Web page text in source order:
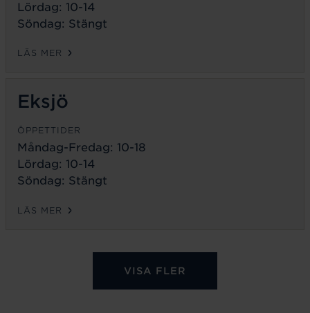
Lördag: 10-14
Söndag: Stängt
LÄS MER
Eksjö
ÖPPETTIDER
Måndag-Fredag: 10-18
Lördag: 10-14
Söndag: Stängt
LÄS MER
VISA FLER